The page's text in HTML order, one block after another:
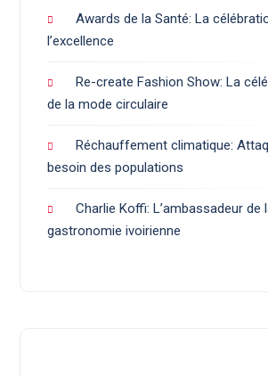
Awards de la Santé: La
l’excellence
Re-create Fashion Show: La
de la mode circulaire
Réchauffement climatique:
besoin des populations
Charlie Koffi: L’ambassadeur de
gastronomie ivoirienne